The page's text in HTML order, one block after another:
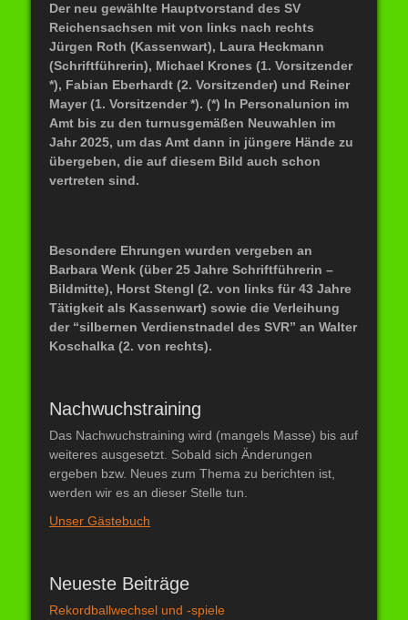
Der neu gewählte Hauptvorstand des SV
Reichensachsen mit von links nach rechts
Jürgen Roth (Kassenwart), Laura Heckmann
(Schriftführerin), Michael Krones (1. Vorsitzender
*), Fabian Eberhardt (2. Vorsitzender) und Reiner
Mayer (1. Vorsitzender *). (*) In Personalunion im
Amt bis zu den turnusgemäßen Neuwahlen im
Jahr 2025, um das Amt dann in jüngere Hände zu
übergeben, die auf diesem Bild auch schon
vertreten sind.
Besondere Ehrungen wurden vergeben an
Barbara Wenk (über 25 Jahre Schriftführerin –
Bildmitte), Horst Stengl (2. von links für 43 Jahre
Tätigkeit als Kassenwart) sowie die Verleihung
der “silbernen Verdienstnadel des SVR” an Walter
Koschalka (2. von rechts).
Nachwuchstraining
Das Nachwuchstraining wird (mangels Masse) bis auf
weiteres ausgesetzt. Sobald sich Änderungen
ergeben bzw. Neues zum Thema zu berichten ist,
werden wir es an dieser Stelle tun.
Unser Gästebuch
Neueste Beiträge
Rekordballwechsel und -spiele